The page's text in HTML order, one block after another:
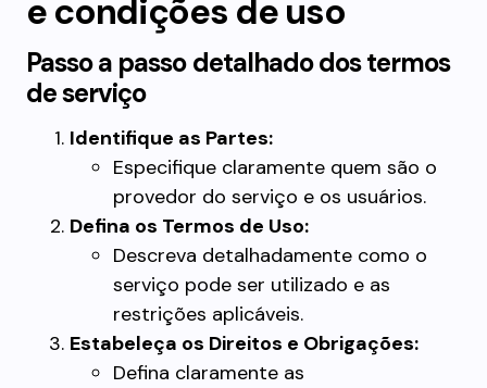
e condições de uso
Passo a passo detalhado dos termos
de serviço
Identifique as Partes:
Especifique claramente quem são o
provedor do serviço e os usuários.
Defina os Termos de Uso:
Descreva detalhadamente como o
serviço pode ser utilizado e as
restrições aplicáveis.
Estabeleça os Direitos e Obrigações:
Defina claramente as